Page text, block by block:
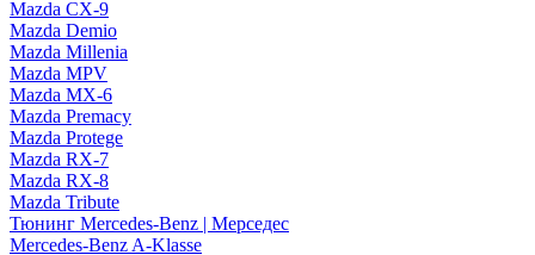
Mazda CX-9
Mazda Demio
Mazda Millenia
Mazda MPV
Mazda MX-6
Mazda Premacy
Mazda Protege
Mazda RX-7
Mazda RX-8
Mazda Tribute
Тюнинг Mercedes-Benz | Мерседес
Mercedes-Benz A-Klasse